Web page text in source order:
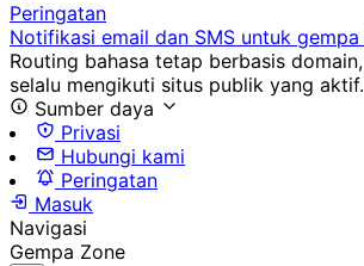
Peringatan
Notifikasi email dan SMS untuk gempa
Routing bahasa tetap berbasis
selalu mengikuti situs publik yang aktif.
Sumber daya
Privasi
Hubungi kami
Peringatan
Masuk
Navigasi
Gempa Zone